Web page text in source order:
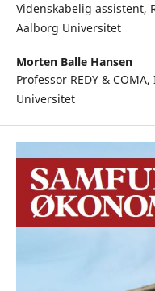
Videnskabelig assistent,
Aalborg Universitet
Morten Balle Hansen
Professor REDY &
Universitet